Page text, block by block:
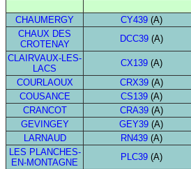
CHAUMERGY CY439(A)
CHAUX DES
CROTENAY
DCC39(A)
CLAIRVAUX-LES-
LACS
CX139(A)
COURLAOUX
CRX39(A)
COUSANCE
CS139(A)
CRANCOT
CRA39(A)
GEVINGEY
GEY39 (A)
LARNAUD
RN439(A)
LES PLANCHES-
EN-MONTAGNE
PLC39(A)